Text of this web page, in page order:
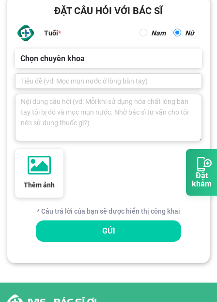
Đặt
khám
ĐẶT CÂU HỎI VỚI BÁC SĨ
Tuổi Nam Nữ
Chọn chuyên khoa
Thêm ảnh
* Câu trả lời của bạn sẽ được hiển thị công khai
GỬI